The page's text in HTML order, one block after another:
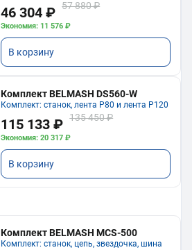
46 304 ₽ 57 880 ₽
Экономия: 11 576 ₽
В корзину
Комплект BELMASH DS560-W
Комплект: станок, лента P80 и лента P120
115 133 ₽ 135 450 ₽
Экономия: 20 317 ₽
В корзину
Комплект BELMASH MCS-500
Комплект: станок, цепь, звездочка, шина